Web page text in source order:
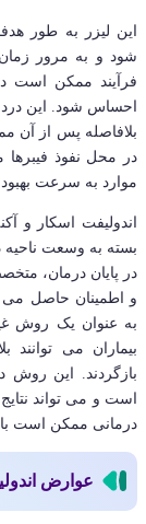
این لیزر به طور
شود و به مرور
فرآیند ممکن است
احساس شود. این
بلافاصله پس از آن
در محل نفوذ
موارد به سرعت بهبود
اندولیفت اسکار و
بسته به وسعت
در پایان درمان،
و اطمینان حاصل می
به عنوان یک روش
بیماران می توانند
بازگردند. این روش
است و می تواند
درمانی ممکن است با
عوارض